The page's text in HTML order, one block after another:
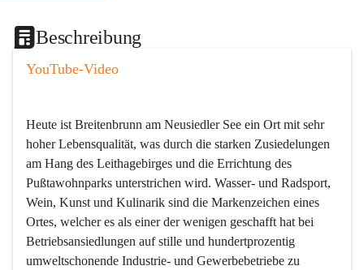
Beschreibung
YouTube-Video
Heute ist Breitenbrunn am Neusiedler See ein Ort mit sehr
hoher Lebensqualität, was durch die starken Zusiedelungen
am Hang des Leithagebirges und die Errichtung des
Pußtawohnparks unterstrichen wird. Wasser- und Radsport,
Wein, Kunst und Kulinarik sind die Markenzeichen eines
Ortes, welcher es als einer der wenigen geschafft hat bei
Betriebsansiedlungen auf stille und hundertprozentig
umweltschonende Industrie- und Gewerbebetriebe zu